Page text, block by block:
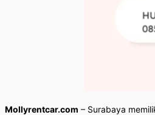
Mollyrentcar.com – Surabaya